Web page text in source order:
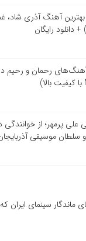
آهنگ آذری
دانلود رایگان
آهنگ‌های رحمان و رحیم
علی پرمهر؛ از
سلطان موسیقی
ماندگار سینمای ایران